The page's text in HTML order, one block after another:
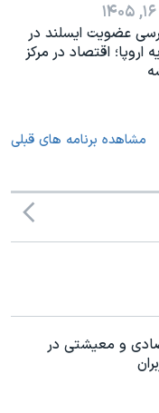
عضویت ایسلند در
اروپا؛ اقتصاد در مرکز
مشاهده برنامه های قبلی
و معیشتی در